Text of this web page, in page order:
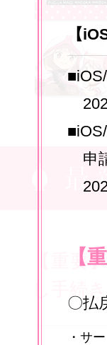
【重要
し手続
【
申
【
〇払
・サ